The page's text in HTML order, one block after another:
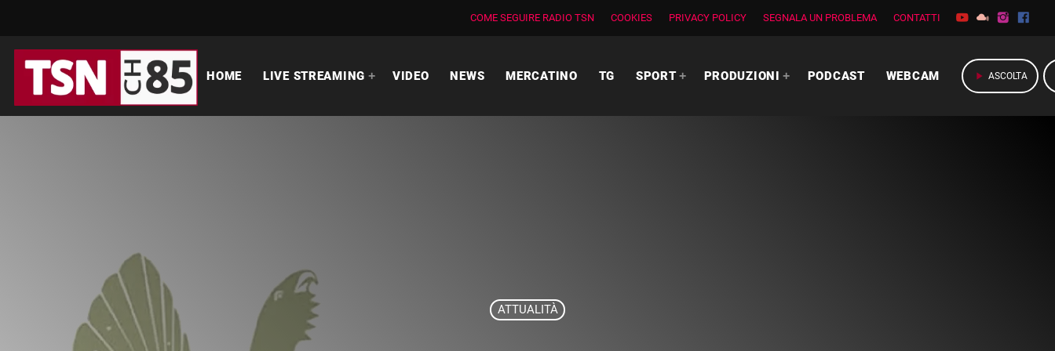
COME SEGUIRE RADIO TSN COOKIES PRIVACY POLICY SEGNALA UN PROBLEMA CONTATTI
HOME LIVE STREAMING VIDEO NEWS MERCATINO TG SPORT PRODUZIONI PODCAST WEBCAM play_arrow ASCOLTA
ATTUALITÀ